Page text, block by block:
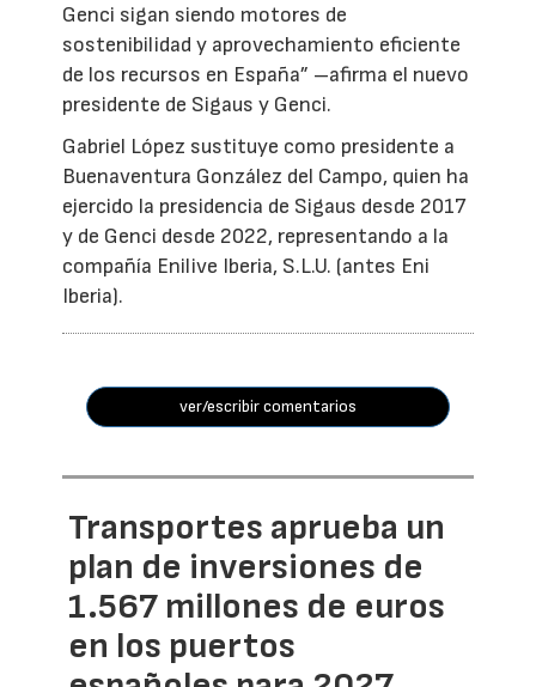
Genci sigan siendo motores de
sostenibilidad y aprovechamiento eficiente
de los recursos en España” –afirma el nuevo
presidente de Sigaus y Genci.
Gabriel López sustituye como presidente a
Buenaventura González del Campo, quien ha
ejercido la presidencia de Sigaus desde 2017
y de Genci desde 2022, representando a la
compañía Enilive Iberia, S.L.U. (antes Eni
Iberia).
ver/escribir comentarios
Transportes aprueba un
plan de inversiones de
1.567 millones de euros
en los puertos